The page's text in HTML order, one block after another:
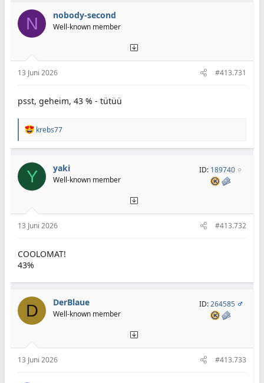
N nobody-second
Well-known member
13 Juni 2026 #413.731
psst, geheim, 43 % - tütüü
R
a
t
i
n
:
krebs77
Y yaki
Well-known member
ID: 189740
13 Juni 2026 #413.732
COOLOMAT!
43%
D DerBlaue
Well-known member
ID:264585
13 Juni 2026 #413.733